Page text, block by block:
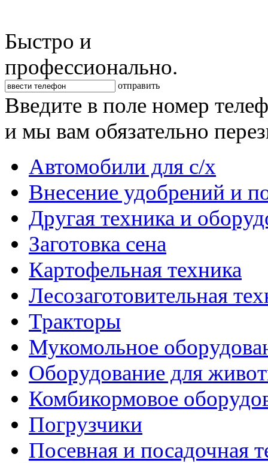
Быстро и
профессионально.
отправить
Введите в поле номер
и мы вам обязательно
Автомобили для с/х
Внесение удобрений и
Другая техника и
Заготовка сена
Картофельная техника
Лесозаготовительная
Тракторы
Мукомольное
Оборудование для
Комбикормовое
Погрузчики
Посевная и посадочная